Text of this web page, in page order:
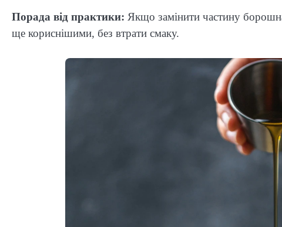
Порада від практики: Якщо замінити частину
ще кориснішими, без втрати смаку.